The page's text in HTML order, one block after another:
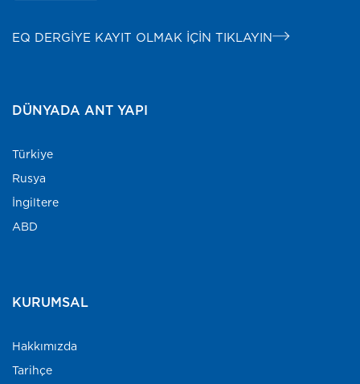
EQ DERGİYE KAYIT OLMAK İÇİN TIKLAYIN
DÜNYADA ANT YAPI
Türkiye
Rusya
İngiltere
ABD
KURUMSAL
Hakkımızda
Tarihçe